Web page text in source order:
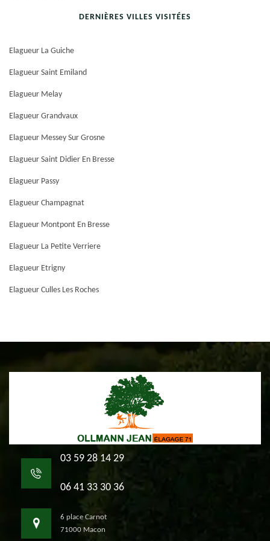
DERNIÈRES VILLES VISITÉES
Elagueur La Guiche
Elagueur Saint Emiland
Elagueur Melay
Elagueur Grandvaux
Elagueur Messey Sur Grosne
Elagueur Saint Didier En Bresse
Elagueur Passy
Elagueur Champagnat
Elagueur Montpont En Bresse
Elagueur La Petite Verriere
Elagueur Etrigny
Elagueur Culles Les Roches
03 59 28 14 29
06 41 33 30 36
6 place Carnot
71000 Macon